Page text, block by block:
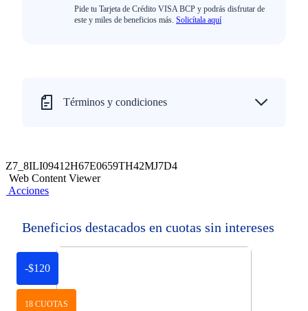
Pide tu Tarjeta de Crédito VISA BCP y podrás disfrutar de
este y miles de beneficios más. Solicítala aquí
Términos y condiciones
Z7_8ILI09412H67E0659TH42MJ7D4
Web Content Viewer
Acciones
Beneficios destacados en cuotas sin intereses
-$120
18 CUOTAS